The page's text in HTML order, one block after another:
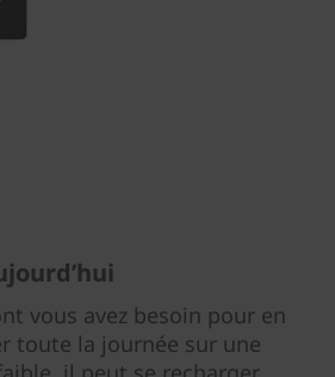
vous avez besoin pour en
toute la journée sur une